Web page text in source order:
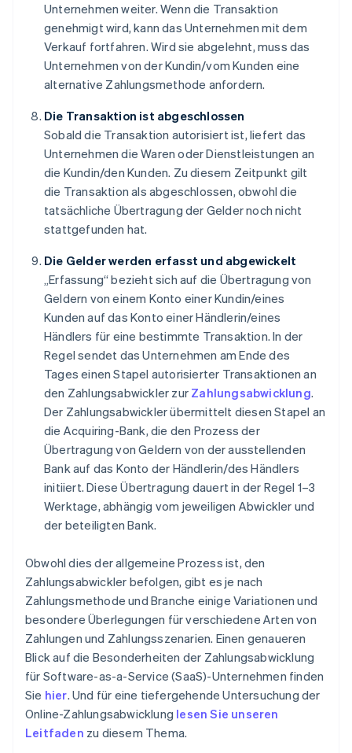
Unternehmen weiter. Wenn die Transaktion
genehmigt wird, kann das Unternehmen mit dem
Verkauf fortfahren. Wird sie abgelehnt, muss das
Unternehmen von der Kundin/vom Kunden eine
alternative Zahlungsmethode anfordern.
Die Transaktion ist abgeschlossen
Sobald die Transaktion autorisiert ist, liefert das
Unternehmen die Waren oder Dienstleistungen an
die Kundin/den Kunden. Zu diesem Zeitpunkt gilt
die Transaktion als abgeschlossen, obwohl die
tatsächliche Übertragung der Gelder noch nicht
stattgefunden hat.
Die Gelder werden erfasst und abgewickelt
„Erfassung“ bezieht sich auf die Übertragung von
Geldern von einem Konto einer Kundin/eines
Kunden auf das Konto einer Händlerin/eines
Händlers für eine bestimmte Transaktion. In der
Regel sendet das Unternehmen am Ende des
Tages einen Stapel autorisierter Transaktionen an
den Zahlungsabwickler zur Zahlungsabwicklung.
Der Zahlungsabwickler übermittelt diesen Stapel an
die Acquiring-Bank, die den Prozess der
Übertragung von Geldern von der ausstellenden
Bank auf das Konto der Händlerin/des Händlers
initiiert. Diese Übertragung dauert in der Regel 1–3
Werktage, abhängig vom jeweiligen Abwickler und
der beteiligten Bank.
Obwohl dies der allgemeine Prozess ist, den
Zahlungsabwickler befolgen, gibt es je nach
Zahlungsmethode und Branche einige Variationen und
besondere Überlegungen für verschiedene Arten von
Zahlungen und Zahlungsszenarien. Einen genaueren
Blick auf die Besonderheiten der Zahlungsabwicklung
für Software-as-a-Service (SaaS)-Unternehmen finden
Sie hier. Und für eine tiefergehende Untersuchung der
Online-Zahlungsabwicklung lesen Sie unseren
Leitfaden zu diesem Thema.